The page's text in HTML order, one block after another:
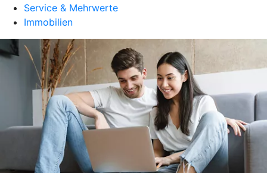
Service & Mehrwerte
Immobilien